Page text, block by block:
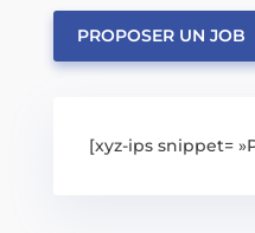
PROPOSER UN JOB
[xyz-ips snippet=